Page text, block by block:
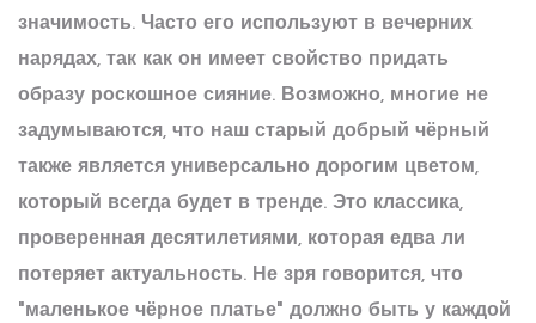
значимость. Часто его используют в вечерних
нарядах, так как он имеет свойство придать
образу роскошное сияние. Возможно, многие не
задумываются, что наш старый добрый чёрный
также является универсально дорогим цветом,
который всегда будет в тренде. Это классика,
проверенная десятилетиями, которая едва ли
потеряет актуальность. Не зря говорится, что
"маленькое чёрное платье" должно быть у каждой